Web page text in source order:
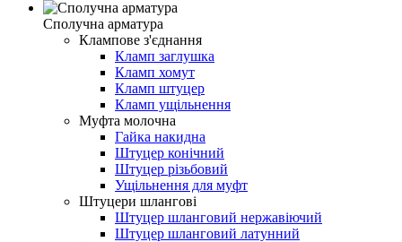
Сполучна арматура
Клампове з'єднання
Кламп заглушка
Кламп хомут
Кламп штуцер
Кламп ущільнення
Муфта молочна
Гайка накидна
Штуцер конічний
Штуцер різьбовий
Ущільнення для муфт
Штуцери шлангові
Штуцер шланговий нержавіючий
Штуцер шланговий латунний